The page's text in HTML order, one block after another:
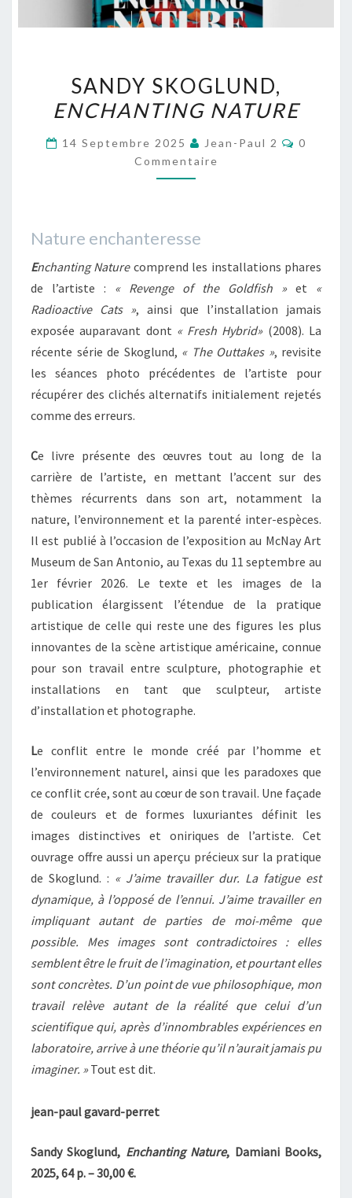
SKOGLUND,
ENCHANTING
SANDY SKOGLUND,
ENCHANTING NATURE
14 Septembre 2025 Jean-Paul 2
0
Commentaire
Nature enchanteresse
Enchanting Nature comprend les installations phares
de l’artiste : « Revenge of the Goldfish »et «
Radioactive Cats », ainsi que l’installation jamais
exposée auparavant dont « Fresh Hybrid»(2008). La
récente série de Skoglund, « The Outtakes », revisite
les séances photo précédentes de l’artiste pour
récupérer des clichés alternatifs initialement rejetés
comme des erreurs.
Ce livre présente des œuvres tout au long de la
carrière de l’artiste, en mettant l’accent sur des
thèmes récurrents dans son art, notamment la
nature, l’environnement et la parenté inter-espèces.
Il est publié à l’occasion de l’exposition au McNay Art
Museum de San Antonio, au Texas du 11 septembre au
1er février 2026. Le texte et les images de la
publication élargissent l’étendue de la pratique
artistique de celle qui reste une des figures les plus
innovantes de la scène artistique américaine, connue
pour son travail entre sculpture, photographie et
installations en tant que sculpteur, artiste
d’installation et photographe.
Le conflit entre le monde créé par l’homme et
l’environnement naturel, ainsi que les paradoxes que
ce conflit crée, sont au cœur de son travail. Une façade
de couleurs et de formes luxuriantes définit les
images distinctives et oniriques de l’artiste. Cet
ouvrage offre aussi un aperçu précieux sur la pratique
de Skoglund. : « J’aime travailler dur. La fatigue est
dynamique, à l’opposé de l’ennui. J’aime travailler en
impliquant autant de parties de moi-même que
possible. Mes images sont contradictoires : elles
semblent être le fruit de l’imagination, et pourtant elles
sont concrètes. D’un point de vue philosophique, mon
travail relève autant de la réalité que celui d’un
scientifique qui, après d’innombrables expériences en
laboratoire, arrive à une théorie qu’il n’aurait jamais pu
imaginer. »Tout est dit.
jean-paul gavard-perret
Sandy Skoglund, Enchanting Nature, Damiani Books,
2025, 64 p. – 30,00 €.